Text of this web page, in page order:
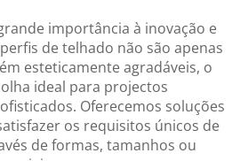
importância à inovação e
de telhado não são apenas
esteticamente agradáveis, o
ideal para projectos
Oferecemos soluções
os requisitos únicos de
de formas, tamanhos ou